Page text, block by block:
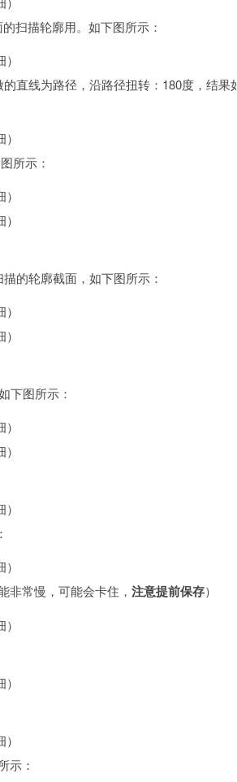
扫描轮廓用。如下图所示：
直线为路径，沿路径扭转：180度，结果
所示：
的轮廓截面，如下图所示：
下图所示：
非常慢，可能会卡住， 注意提前保存）
示：